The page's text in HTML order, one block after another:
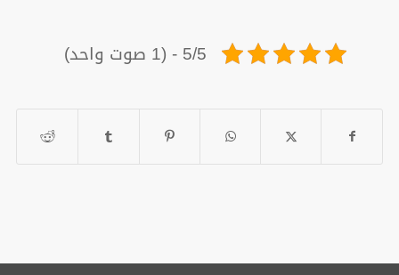
5/5 - (1 صوت واحد)